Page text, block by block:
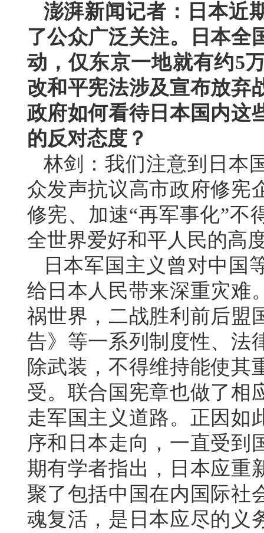
澎湃新闻记者：日本近
了公众广泛关注。日本全
动，仅东京一地就有约5
改和平宪法涉及宣布放弃
政府如何看待日本国内这
的反对态度？
林剑：我们注意到日本
众发声抗议高市政府修宪
修宪、加速“再军事化”不
全世界爱好和平人民的高
日本军国主义曾对中国
给日本人民带来深重灾难
祸世界，二战胜利前后盟
告》等一系列制度性、法
除武装，不得维持能使其
受。联合国宪章也做了相
走军国主义道路。正因如
序和日本走向，一直受到
期有学者指出，日本应重
聚了包括中国在内国际社
魂复活，是日本应尽的义